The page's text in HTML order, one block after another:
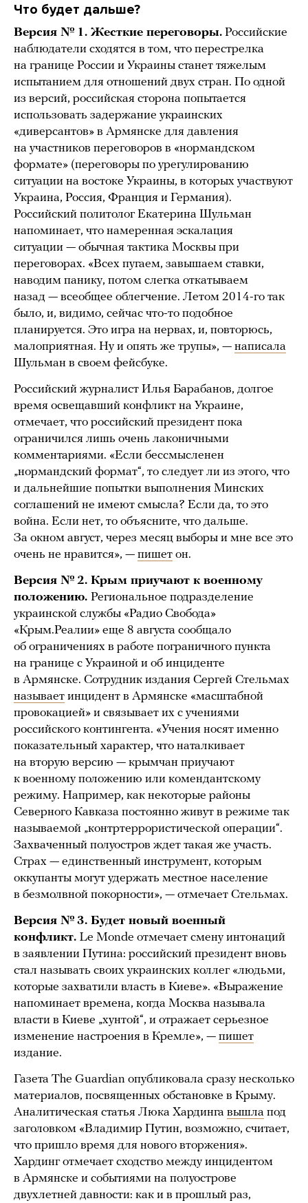
Что будет дальше?
Версия № 1. Жесткие переговоры. Российские
наблюдатели сходятся в том, что перестрелка
на границе России и Украины станет тяжелым
испытанием для отношений двух стран. По одной
из версий, российская сторона попытается
использовать задержание украинских
«диверсантов» в Армянске для давления
на участников переговоров в «нормандском
формате» (переговоры по урегулированию
ситуации на востоке Украины, в которых участвуют
Украина, Россия, Франция и Германия).
Российский политолог Екатерина Шульман
напоминает, что намеренная эскалация
ситуации — обычная тактика Москвы при
переговорах. «Всех пугаем, завышаем ставки,
наводим панику, потом слегка откатываем
назад — всеобщее облегчение. Летом 2014-го так
было, и, видимо, сейчас что-то подобное
планируется. Это игра на нервах, и, повторюсь,
малоприятная. Ну и опять же трупы», — написала
Шульман в своем фейсбуке.
Российский журналист Илья Барабанов, долгое
время освещавший конфликт на Украине,
отмечает, что российский президент пока
ограничился лишь очень лаконичными
комментариями. «Если бессмысленен
„нормандский формат“, то следует ли из этого, что
и дальнейшие попытки выполнения Минских
соглашений не имеют смысла? Если да, то это
война. Если нет, то объясните, что дальше.
За окном август, через месяц выборы и мне все это
очень не нравится», — пишет он.
Версия № 2. Крым приучают к военному
положению. Региональное подразделение
украинской службы «Радио Свобода»
«Крым.Реалии» еще 8 августа сообщало
об ограничениях в работе пограничного пункта
на границе с Украиной и об инциденте
в Армянске. Сотрудник издания Сергей Стельмах
называет инцидент в Армянске «масштабной
провокацией» и связывает их с учениями
российского контингента. «Учения носят именно
показательный характер, что наталкивает
на вторую версию — крымчан приучают
к военному положению или комендантскому
режиму. Например, как некоторые районы
Северного Кавказа постоянно живут в режиме так
называемой „контртеррористической операции“.
Захваченный полуостров ждет такая же участь.
Страх — единственный инструмент, которым
оккупанты могут удержать местное население
в безмолвной покорности», — отмечает Стельмах.
Версия № 3. Будет новый военный
конфликт. Le Monde отмечает смену интонаций
в заявлении Путина: российский президент вновь
стал называть своих украинских коллег «людьми,
которые захватили власть в Киеве». «Выражение
напоминает времена, когда Москва называла
власти в Киеве „хунтой“, и отражает серьезное
изменение настроения в Кремле», — пишет
издание.
Газета The Guardian опубликовала сразу несколько
материалов, посвященных обстановке в Крыму.
Аналитическая статья Люка Хардинга вышла под
заголовком «Владимир Путин, возможно, считает,
что пришло время для нового вторжения».
Хардинг отмечает сходство между инцидентом
в Армянске и событиями на полуострове
двухлетней давности: как и в прошлый раз,